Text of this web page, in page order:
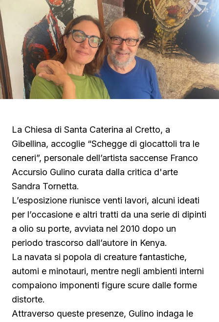
La Chiesa di Santa Caterina al Cretto, a
Gibellina, accoglie “Schegge di giocattoli tra le
ceneri”, personale dell’artista saccense Franco
Accursio Gulino curata dalla critica d'arte
Sandra Tornetta.
L’esposizione riunisce venti lavori, alcuni ideati
per l’occasione e altri tratti da una serie di dipinti
a olio su porte, avviata nel 2010 dopo un
periodo trascorso dall’autore in Kenya.
La navata si popola di creature fantastiche,
automi e minotauri, mentre negli ambienti interni
compaiono imponenti figure scure dalle forme
distorte.
Attraverso queste presenze, Gulino indaga le